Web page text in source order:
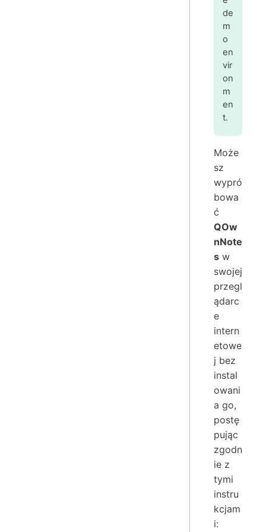
de
m
o
en
vir
on
m
en
t.
Może
sz
wypró
bowa
ć
QOw
nNote
s w
swojej
przegl
ądarc
e
intern
etowe
j bez
instal
owani
a go,
postę
pując
zgodn
ie z
tymi
instru
kcjam
i: